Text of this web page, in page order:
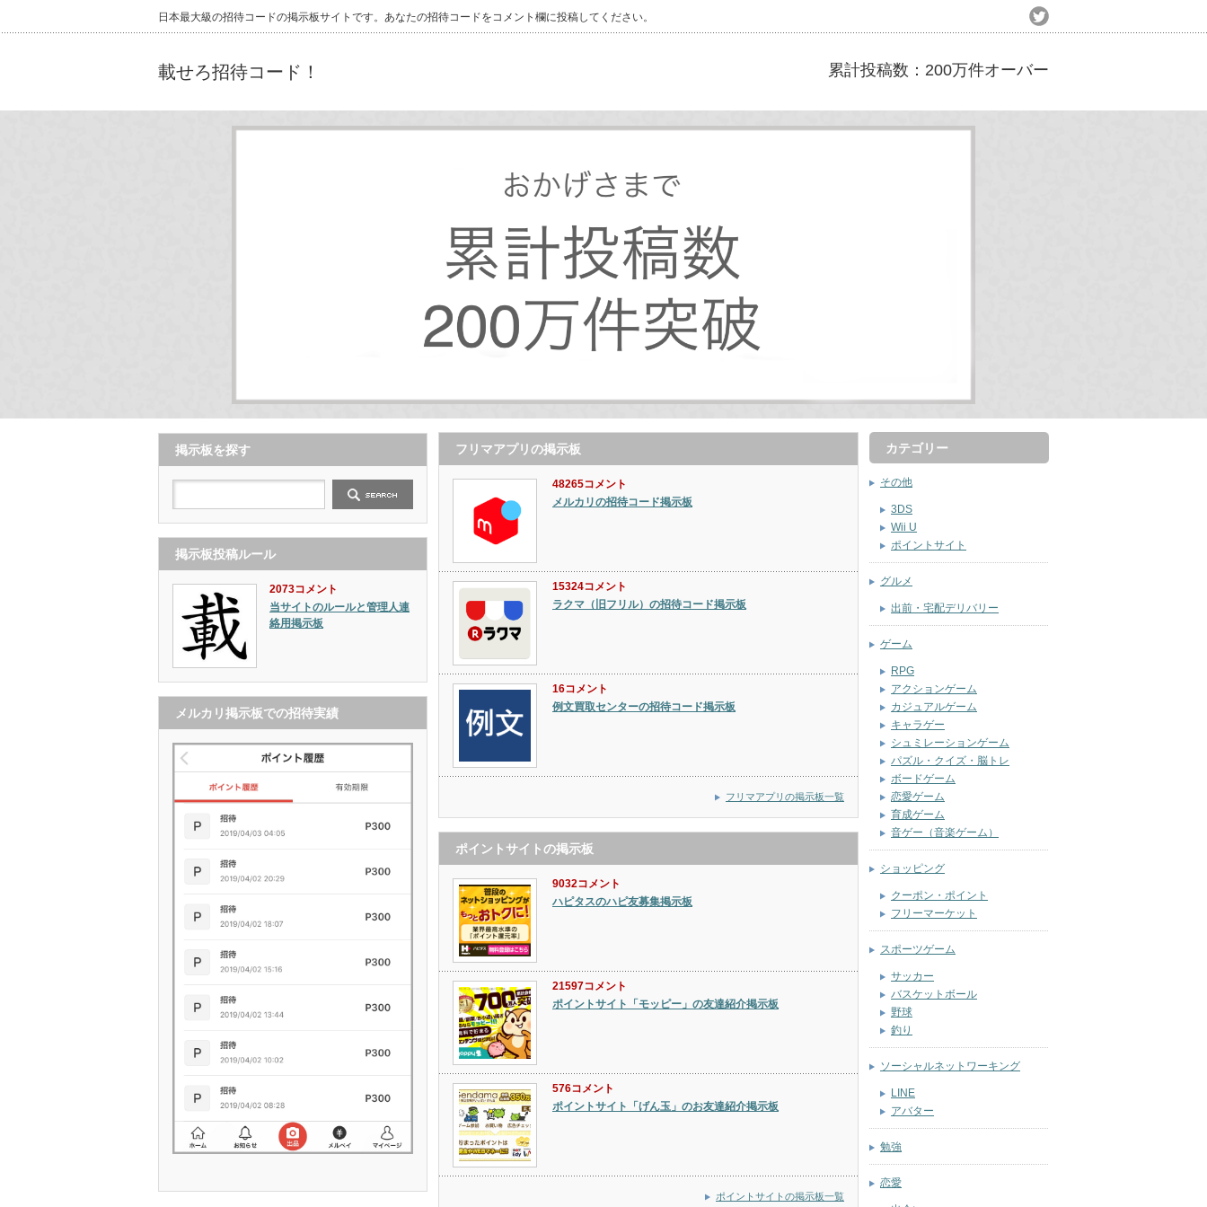
日本最大級の招待コードの掲示板サイトです。あなたの招待コードをコメント欄に投稿してください。
載せろ招待コード！ 累計投稿数：200万件オーバー
フリマアプリの掲示板
48265コメント
メルカリの招待コード掲示板
15324コメント
ラクマ（旧フリル）の招待コード掲示板
16コメント
例文買取センターの招待コード掲示板
フリマアプリの掲示板一覧
ポイントサイトの掲示板
9032コメント
ハピタスのハピ友募集掲示板
21597コメント
ポイントサイト「モッピー」の友達紹介掲示板
576コメント
ポイントサイト「げん玉」のお友達紹介掲示板
ポイントサイトの掲示板一覧
カテゴリー
その他
3DS
Wii U
ポイントサイト
グルメ
出前・宅配デリバリー
ゲーム
RPG
アクションゲーム
カジュアルゲーム
キャラゲー
シュミレーションゲーム
パズル・クイズ・脳トレ
ボードゲーム
恋愛ゲーム
育成ゲーム
音ゲー（音楽ゲーム）
ショッピング
クーポン・ポイント
フリーマーケット
スポーツゲーム
サッカー
バスケットボール
野球
釣り
ソーシャルネットワーキング
LINE
アバター
勉強
恋愛
掲示板を探す
掲示板投稿ルール
2073コメント
当サイトのルールと管理人連
絡用掲示板
メルカリ掲示板での招待実績